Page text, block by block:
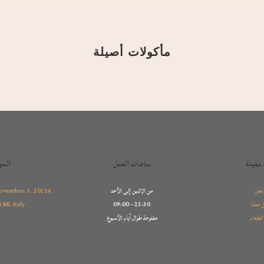
مأكولات أصيلة
1, 20124
MI, Italy
ساعات العمل
من الاثنين إلى الأحد
09:00 – 23:30
مفتوحة طوال أيام الأسبوع
معنا